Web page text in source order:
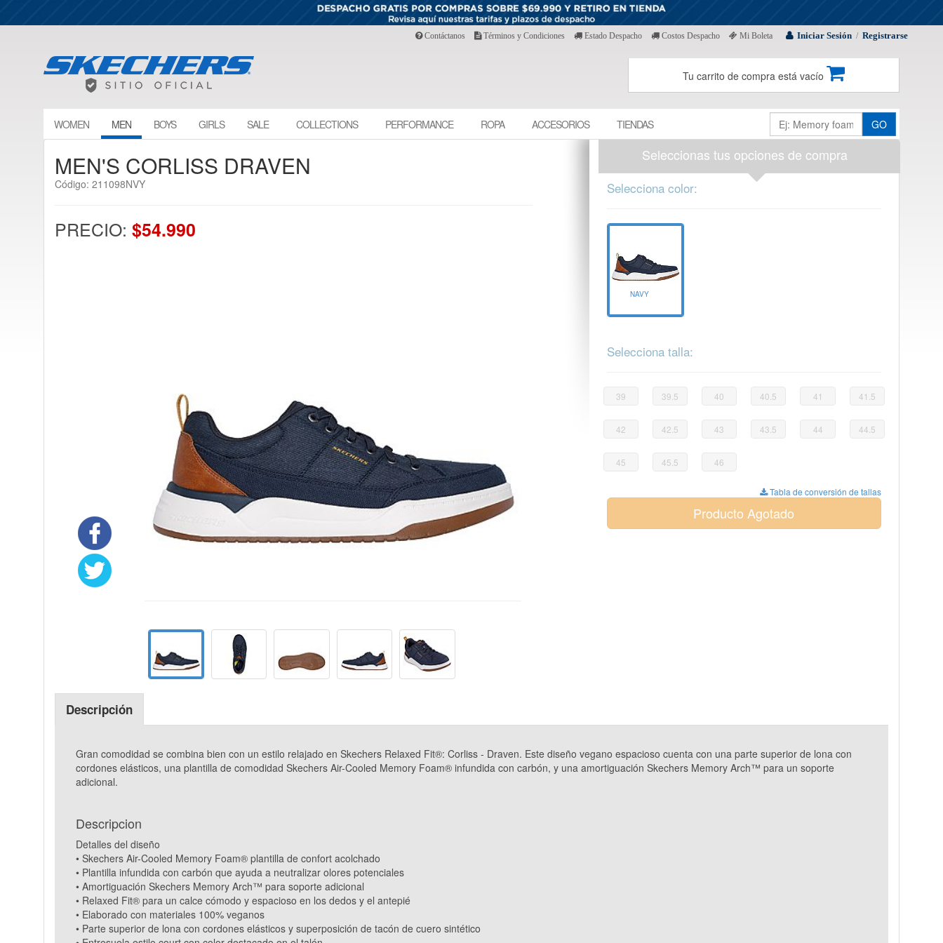
Iniciar Sesión / Registrarse
Contáctanos Términos y Condiciones Estado Despacho Costos Despacho Mi Boleta
Tu carrito de compra está vacío
WOMEN MEN BOYS GIRLS SALE COLLECTIONS PERFORMANCE ROPA ACCESORIOS TIENDAS GO
MEN'S CORLISS DRAVEN
Código: 211098NVY
PRECIO: $54.990
Seleccionas tus opciones de compra
Selecciona color:
NAVY
Selecciona talla:
39 39.5 40 40.5 41 41.5
42 42.5 43 43.5 44 44.5
45 45.5 46
Tabla de conversión de tallas
Producto Agotado
Descripción
Gran comodidad se combina bien con un estilo relajado en Skechers Relaxed Fit®: Corliss - Draven. Este diseño vegano espacioso cuenta con una parte superior de lona con
cordones elásticos, una plantilla de comodidad Skechers Air-Cooled Memory Foam® infundida con carbón, y una amortiguación Skechers Memory Arch™ para un soporte
adicional.
Descripcion
Detalles del diseño
• Skechers Air-Cooled Memory Foam® plantilla de confort acolchado
• Plantilla infundida con carbón que ayuda a neutralizar olores potenciales
• Amortiguación Skechers Memory Arch™ para soporte adicional
• Relaxed Fit® para un calce cómodo y espacioso en los dedos y el antepié
• Elaborado con materiales 100% veganos
• Parte superior de lona con cordones elásticos y superposición de tacón de cuero sintético